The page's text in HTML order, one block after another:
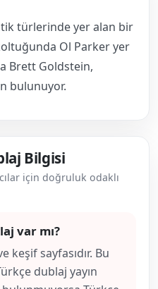
türlerinde yer alan bir
Ol Parker yer
Brett Goldstein,
bulunuyor.
Bilgisi
için doğruluk odaklı
var mı?
keşif sayfasıdır. Bu
dublaj yayın